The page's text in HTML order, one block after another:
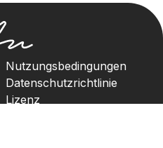
Nutzungsbedingungen
Datenschutzrichtlinie
Lizenz